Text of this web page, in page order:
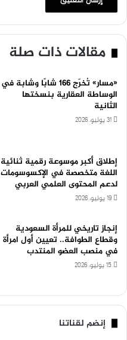
مقالات ذات صلة
«مسار» تُخرّج 166 شابًا وشابة في
الوساطة العقارية بنسختها
الثانية
31 يوليو، 2026
إطلاق أكبر موسوعة رقمية ثنائية
اللغة متخصصة في الإكسوسومات
لدعم المحتوى العلمي العربي
19 يوليو، 2026
إنجاز تاريخي للمرأة السعودية
وقطاع الطوافة.. تعيين أول امرأة
في منصب العضو المنتدب
15 يوليو، 2026
إنضم لقناتنا